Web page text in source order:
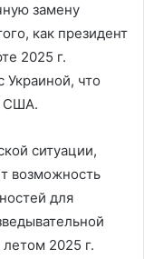
замену
как президент
2025 г.
Украиной, что
США.
ситуации,
возможность
для
2025 г.